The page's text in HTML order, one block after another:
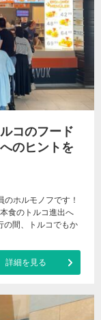
コのフード
のヒントを
ホルモノフです！
食のトルコ進出へ
の間、トルコでもか
詳細を見る